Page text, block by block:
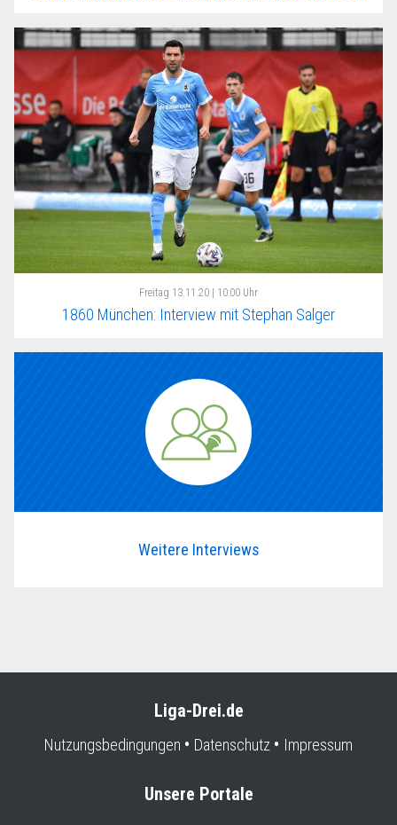
Freitag 13.11.20 | 10:00 Uhr
1860 München: Interview mit Stephan Salger
Weitere Interviews
Liga-Drei.de
Nutzungsbedingungen Datenschutz Impressum
Unsere Portale